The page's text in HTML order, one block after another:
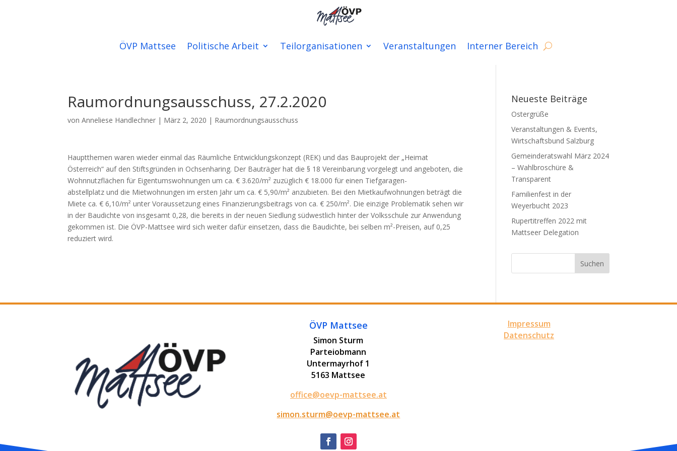
ÖVP Mattsee Politische Arbeit Teilorganisationen Veranstaltungen Interner Bereich
Raumordnungsausschuss, 27.2.2020
vonAnneliese Handlechner | März 2, 2020 | Raumordnungsausschuss
Hauptthemen waren wieder einmal das Räumliche Entwicklungskonzept (REK) und das Bauprojekt der „Heimat
Österreich“ auf den Stiftsgründen in Ochsenharing. Der Bauträger hat die § 18 Vereinbarung vorgelegt und angeboten, die
Wohnnutzflächen für Eigentumswohnungen um ca. € 3.620/m² zuzüglich € 18.000 für einen Tiefgaragen-
abstellplatz und die Mietwohnungen im ersten Jahr um ca. € 5,90/m² anzubieten. Bei den Mietkaufwohnungen beträgt die
Miete ca. € 6,10/m² unter Voraussetzung eines Finanzierungsbeitrags von ca. € 250/m². Die einzige Problematik sehen wir
in der Baudichte von insgesamt 0,28, die bereits in der neuen Siedlung südwestlich hinter der Volksschule zur Anwendung
gekommen ist. Die ÖVP-Mattsee wird sich weiter dafür einsetzen, dass die Baudichte, bei selben m²-Preisen, auf 0,25
reduziert wird.
Neueste Beiträge
Ostergrüße
Veranstaltungen & Events,
Wirtschaftsbund Salzburg
Gemeinderatswahl März 2024
– Wahlbroschüre &
Transparent
Familienfest in der
Weyerbucht 2023
Rupertitreffen 2022 mit
Mattseer Delegation
ÖVP Mattsee
Simon Sturm
Parteiobmann
Untermayrhof 1
5163 Mattsee
office@oevp-mattsee.at
simon.sturm@oevp-mattsee.at
Impressum
Datenschutz